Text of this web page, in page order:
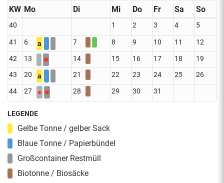
KW Mo Di Mi Do Fr Sa So
40 1 2 3 4 5
41 6 a 7 8 9 10 11 12
42 13 ■ 14 15 16 17 18
19
43
20 a 21 22 23 24 25 26
44 27 ● ■ 28 29 30 31
LEGENDE
Gelbe Tonne / gelber Sack
Blaue Tonne / Papierbündel
Großcontainer Restmüll
Biotonne / Biosäcke